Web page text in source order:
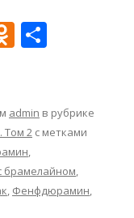
O
o
kl
as
s
р
а
в
и
admin в рубрике
Том 2 с метками
,
брамелайном,
, Фенфдюрамин,